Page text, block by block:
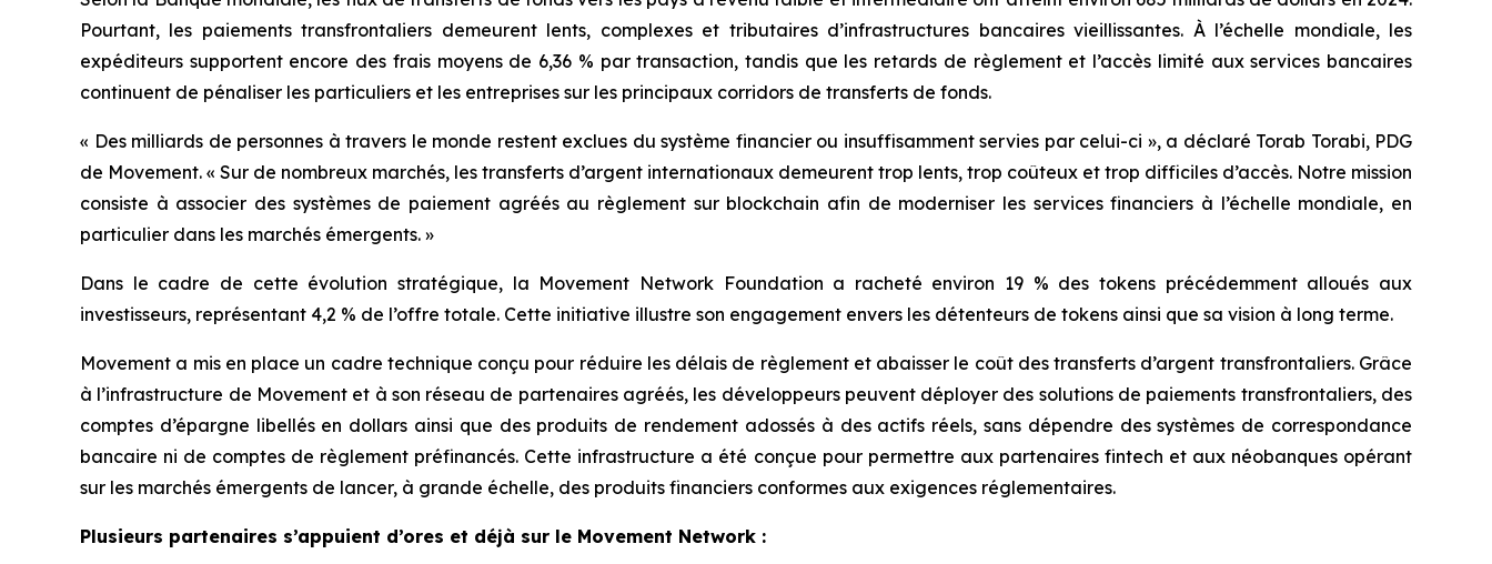
Pourtant, les paiements transfrontaliers demeurent lents, complexes et tributaires d’infrastructures bancaires vieillissantes. À l’échelle mondiale, les
expéditeurs supportent encore des frais moyens de 6,36 % par transaction, tandis que les retards de règlement et l’accès limité aux services bancaires
continuent de pénaliser les particuliers et les entreprises sur les principaux corridors de transferts de fonds.
« Des milliards de personnes à travers le monde restent exclues du système financier ou insuffisamment servies par celui-ci », a déclaré Torab Torabi, PDG
de Movement. « Sur de nombreux marchés, les transferts d’argent internationaux demeurent trop lents, trop coûteux et trop difficiles d’accès. Notre mission
consiste à associer des systèmes de paiement agréés au règlement sur blockchain afin de moderniser les services financiers à l’échelle mondiale, en
particulier dans les marchés émergents. »
Dans le cadre de cette évolution stratégique, la Movement Network Foundation a racheté environ 19 % des tokens précédemment alloués aux
investisseurs, représentant 4,2 % de l’offre totale. Cette initiative illustre son engagement envers les détenteurs de tokens ainsi que sa vision à long terme.
Movement a mis en place un cadre technique conçu pour réduire les délais de règlement et abaisser le coût des transferts d’argent transfrontaliers. Grâce
à l’infrastructure de Movement et à son réseau de partenaires agréés, les développeurs peuvent déployer des solutions de paiements transfrontaliers, des
comptes d’épargne libellés en dollars ainsi que des produits de rendement adossés à des actifs réels, sans dépendre des systèmes de correspondance
bancaire ni de comptes de règlement préfinancés. Cette infrastructure a été conçue pour permettre aux partenaires fintech et aux néobanques opérant
sur les marchés émergents de lancer, à grande échelle, des produits financiers conformes aux exigences réglementaires.
Plusieurs partenaires s’appuient d’ores et déjà sur le Movement Network :